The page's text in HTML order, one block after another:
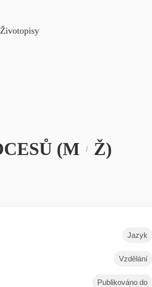
Životopisy
(M / Ž)
Jazyk
Vzdělání
Publikováno do